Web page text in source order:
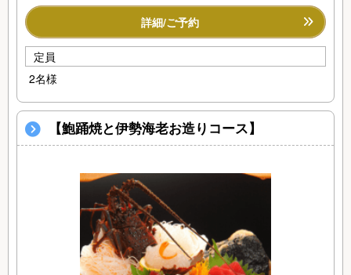
詳細/ご予約
定員
2名様
【鮑踊焼と伊勢海老お造りコース】